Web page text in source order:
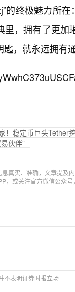
的终极魅力所
里，拥有了更
，就永远拥有
！稳定币巨头Tether
伙伴”
真实、准确，文章提及
，或关注官方微信公众
不表明证券时报立场